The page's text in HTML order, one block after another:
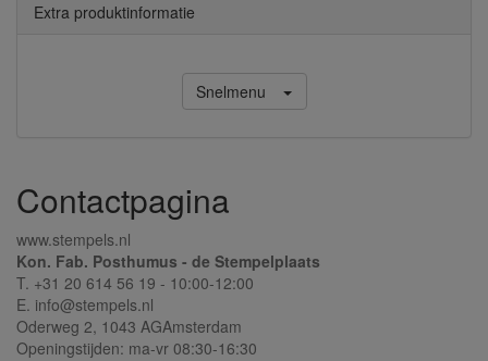
Extra produktinformatie
Snelmenu
Contactpagina
www.stempels.nl
Kon. Fab. Posthumus - de Stempelplaats
T. +31 20 614 56 19 - 10:00-12:00
E. info@stempels.nl
Oderweg 2, 1043 AGAmsterdam
Openingstijden: ma-vr 08:30-16:30